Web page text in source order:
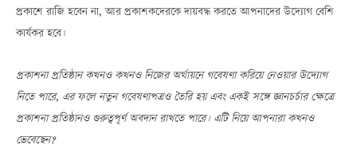
প্রকাশে রাজি হবেন না, আর প্রকাশকদেরকে দায়বদ্ধ করতে আপনাদের উদ্যোগ বেশি
কার্যকর হবে।
প্রকাশনা প্রতিষ্ঠান কখনও কখনও নিজের অর্থায়নে গবেষণা করিয়ে নেওয়ার উদ্যোগ
নিতে পারে, এর ফলে নতুন গবেষণাপত্রও তৈরি হয় এবং একই সঙ্গে জ্ঞানচর্চার ক্ষেত্রে
প্রকাশনা প্রতিষ্ঠানও গুরুত্বপূর্ণ অবদান রাখতে পারে। এটি নিয়ে আপনারা কখনও
ভেবেছেন?